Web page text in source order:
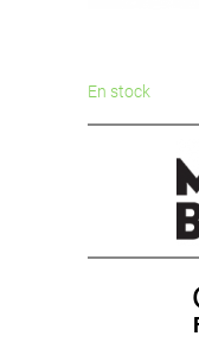
En stock